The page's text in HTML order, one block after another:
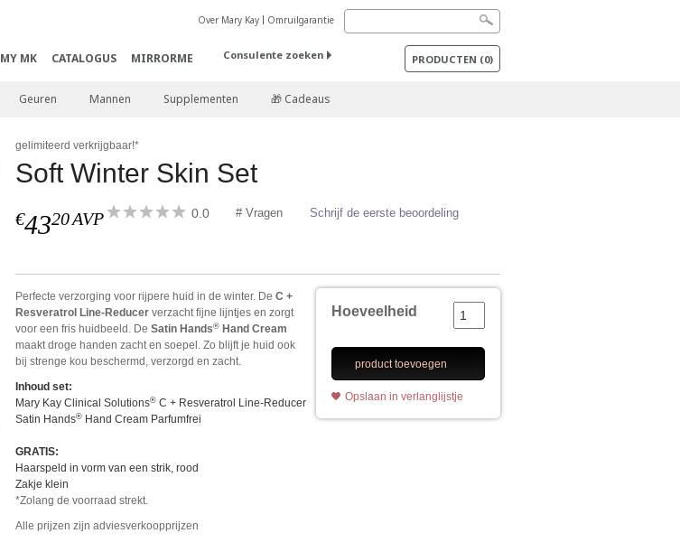
MY MK CATALOGUS MIRRORME
Over Mary Kay Omruilgarantie
Consulente zoeken PRODUCTEN (0)
Geuren Mannen Supplementen 🎁 Cadeaus
gelimiteerd verkrijgbaar!*
Soft Winter Skin Set
€4320AVP 0.0 # Vragen Schrijf de eerste beoordeling
Hoeveelheid
product toevoegen
Opslaan in verlanglijstje
Perfecte verzorging voor rijpere huid in de winter. DeC +
Resveratrol Line-Reducer verzacht fijne lijntjes en zorgt
voor een fris huidbeeld. DeSatin Hands® Hand Cream
maakt droge handen zacht en soepel. Zo blijft je huid ook
bij strenge kou beschermd, verzorgd en zacht.
Inhoud set:
Mary Kay Clinical Solutions® C + Resveratrol Line-Reducer
Satin Hands® Hand Cream Parfumfrei
GRATIS:
Haarspeld in vorm van een strik, rood
Zakje klein
*Zolang de voorraad strekt.
Alle prijzen zijn adviesverkoopprijzen